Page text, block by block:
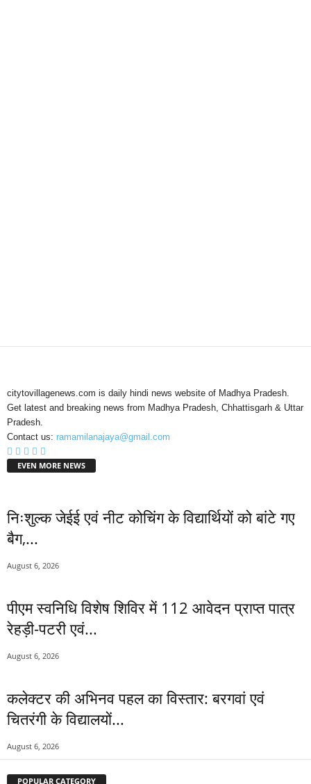
citytovillagenews.com is daily hindi news website of Madhya Pradesh.
Get latest and breaking news from Madhya Pradesh, Chhattisgarh & Uttar
Pradesh.
Contact us: ramamilanajaya@gmail.com
EVEN MORE NEWS
निःशुल्क जेईई एवं नीट कोचिंग के विद्यार्थियों को बांटे गए
बैग,...
August 6, 2026
पीएम स्वनिधि विशेष शिविर में 112 आवेदन प्राप्त पात्र
रेहड़ी-पटरी एवं...
August 6, 2026
कलेक्टर की अभिनव पहल का विस्तार: बरगवां एवं
चितरंगी के विद्यालयों...
August 6, 2026
POPULAR CATEGORY